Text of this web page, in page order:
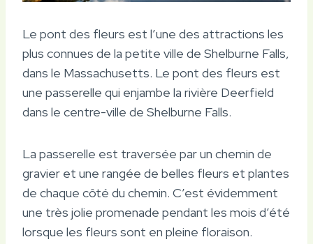
Le pont des fleurs est l’une des attractions les
plus connues de la petite ville de Shelburne Falls,
dans le Massachusetts. Le pont des fleurs est
une passerelle qui enjambe la rivière Deerfield
dans le centre-ville de Shelburne Falls.
La passerelle est traversée par un chemin de
gravier et une rangée de belles fleurs et plantes
de chaque côté du chemin. C’est évidemment
une très jolie promenade pendant les mois d’été
lorsque les fleurs sont en pleine floraison.